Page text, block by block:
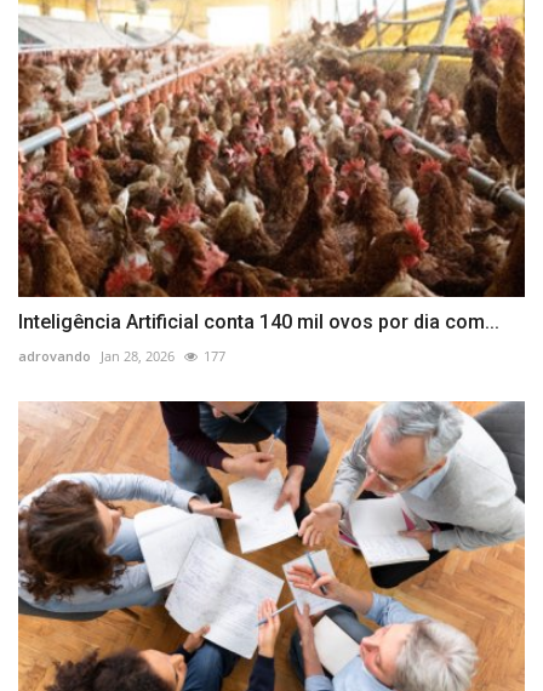
Inteligência Artificial conta 140 mil ovos por dia com...
adrovando Jan 28, 2026 177